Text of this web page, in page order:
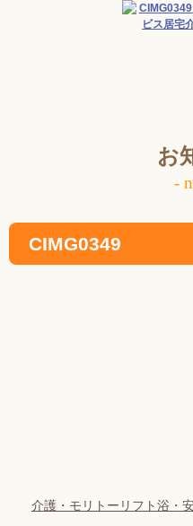
お
-
CIMG0349
介護・モリトーリフト浴・